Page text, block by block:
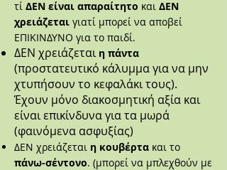
τί ΔΕΝ είναι απαραίτητο και ΔΕΝ
χρειάζεται γιατί μπορεί να αποβεί
ΕΠΙΚΙΝΔΥΝΟ για το παιδί.
ΔΕΝ χρειάζεται η πάντα
(προστατευτικό κάλυμμα για να μην
χτυπήσουν το κεφαλάκι τους).
Έχουν μόνο διακοσμητική αξία και
είναι επικίνδυνα για τα μωρά
(φαινόμενα ασφυξίας)
ΔΕΝ χρειάζεται η κουβέρτα και το
πάνω-σέντονο. (μπορεί να μπλεχθούν με